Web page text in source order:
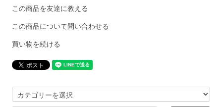
この商品を友達に教える
この商品について問い合わせる
買い物を続ける